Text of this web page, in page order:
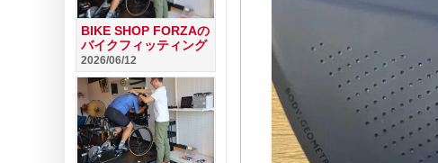
BIKE SHOP FORZAの
バイクフィッティング
2026/06/12